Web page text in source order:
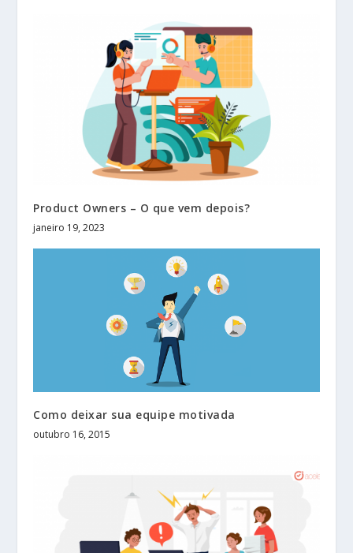
Product Owners – O que vem depois?
janeiro 19, 2023
Como deixar sua equipe motivada
outubro 16, 2015